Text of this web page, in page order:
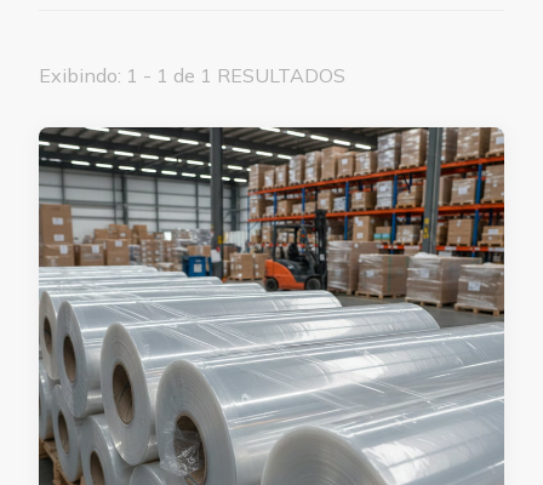
Exibindo: 1 - 1 de 1 RESULTADOS